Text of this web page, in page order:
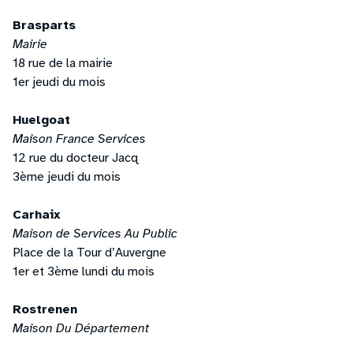
Brasparts
Mairie
18 rue de la mairie
1er jeudi du mois
Huelgoat
Maison France Services
12 rue du docteur Jacq
3ème jeudi du mois
Carhaix
Maison de Services Au Public
Place de la Tour d’Auvergne
1er et 3ème lundi du mois
Rostrenen
Maison Du Département